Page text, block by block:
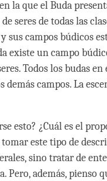
la que el Buda
seres de todas las
sus campos búdicos
existe un campo
Todos los budas
campos. La
esto? ¿Cuál es el
este tipo de
sino tratar de
Pero, además, pienso